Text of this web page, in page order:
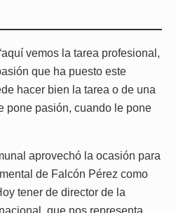
vemos la tarea profesional,
que ha puesto este
hacer bien la tarea o de una
pone pasión, cuando le pone
aprovechó la ocasión para
de Falcón Pérez como
tener de director de la